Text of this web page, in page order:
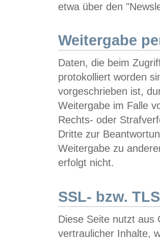
etwa über den
Weitergabe
Daten, die beim
protokolliert worden
vorgeschrieben ist,
Weitergabe im Falle
Rechts- oder
Dritte zur
Weitergabe zu
erfolgt nicht.
SSL- bzw.
Diese Seite nutzt aus
vertraulicher Inhalte,